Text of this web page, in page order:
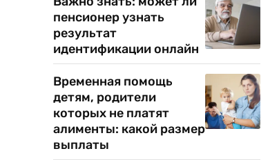
пенсионер узнать
результат
идентификации онлайн
Временная помощь
детям, родители
которых не платят
алименты: какой размер
выплаты